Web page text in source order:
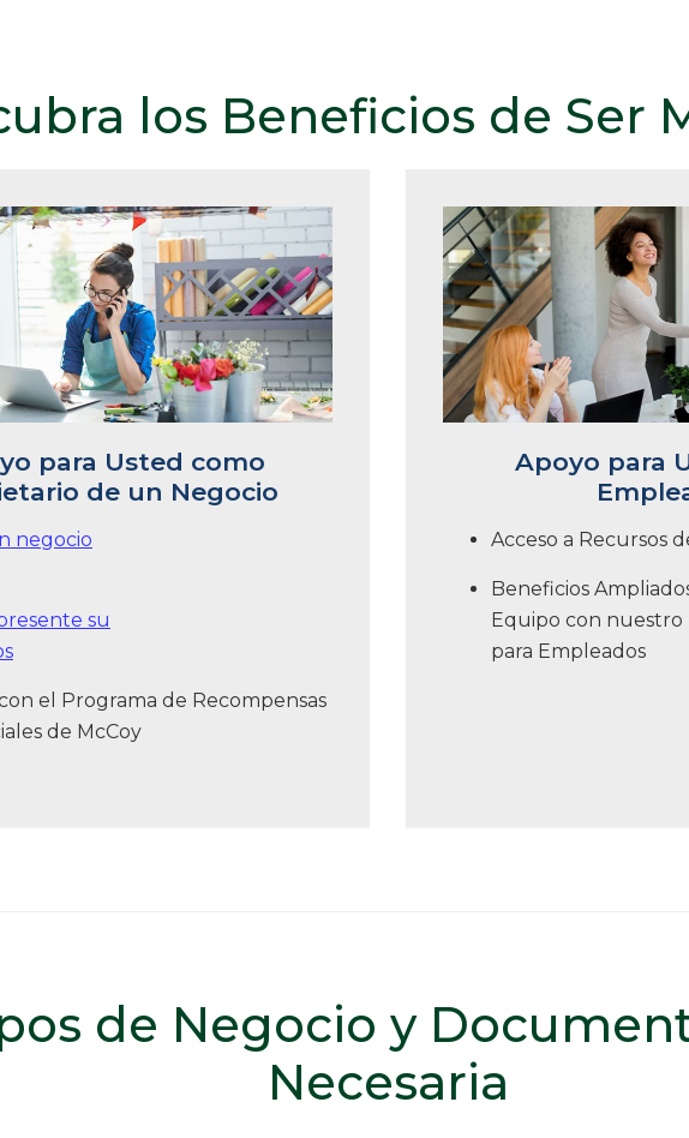
los Beneficios de Ser
para Usted como
de un Negocio
negocio
su
el Programa de Recompensas
de McCoy
Apoyo para
Acceso a Recursos
Beneficios
Equipo con nuestro
para Empleados
de Negocio y
Necesaria